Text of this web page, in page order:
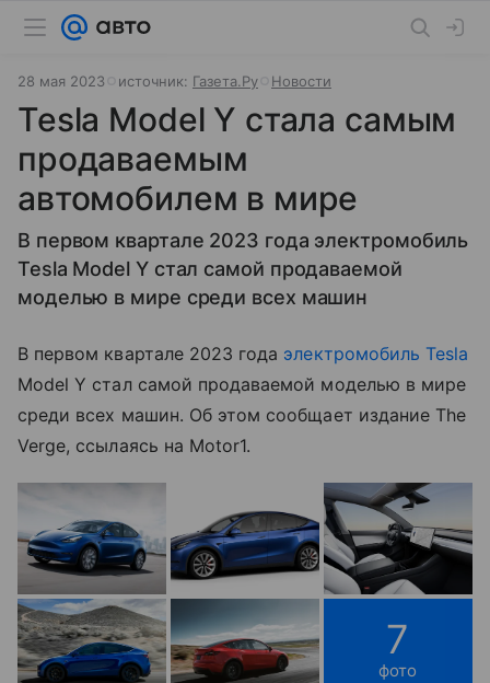
28 мая 2023 источник: Газета.Ру Новости
Tesla Model Y стала самым
продаваемым
автомобилем в мире
В первом квартале 2023 года электромобиль
Tesla Model Y стал самой продаваемой
моделью в мире среди всех машин
В первом квартале 2023 года электромобиль Tesla
Model Y стал самой продаваемой моделью в мире
среди всех машин. Об этом сообщает издание The
Verge, ссылаясь на Motor1.
7
фото